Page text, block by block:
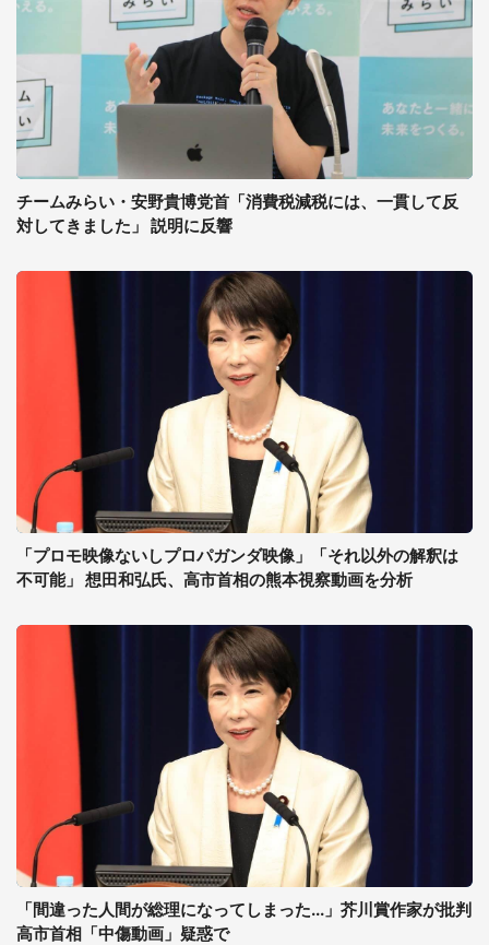
チームみらい・安野貴博党首「消費税減税には、一貫して反
対してきました」 説明に反響
「プロモ映像ないしプロパガンダ映像」「それ以外の解釈は
不可能」 想田和弘氏、高市首相の熊本視察動画を分析
「間違った人間が総理になってしまった...」芥川賞作家が批判
高市首相「中傷動画」疑惑で